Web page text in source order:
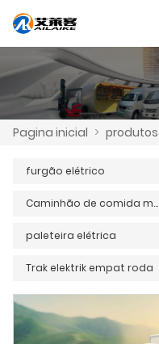
Pagina inicial > produtos
furgão elétrico
Caminhão de comida móvel
paleteira elétrica
Trak elektrik empat roda